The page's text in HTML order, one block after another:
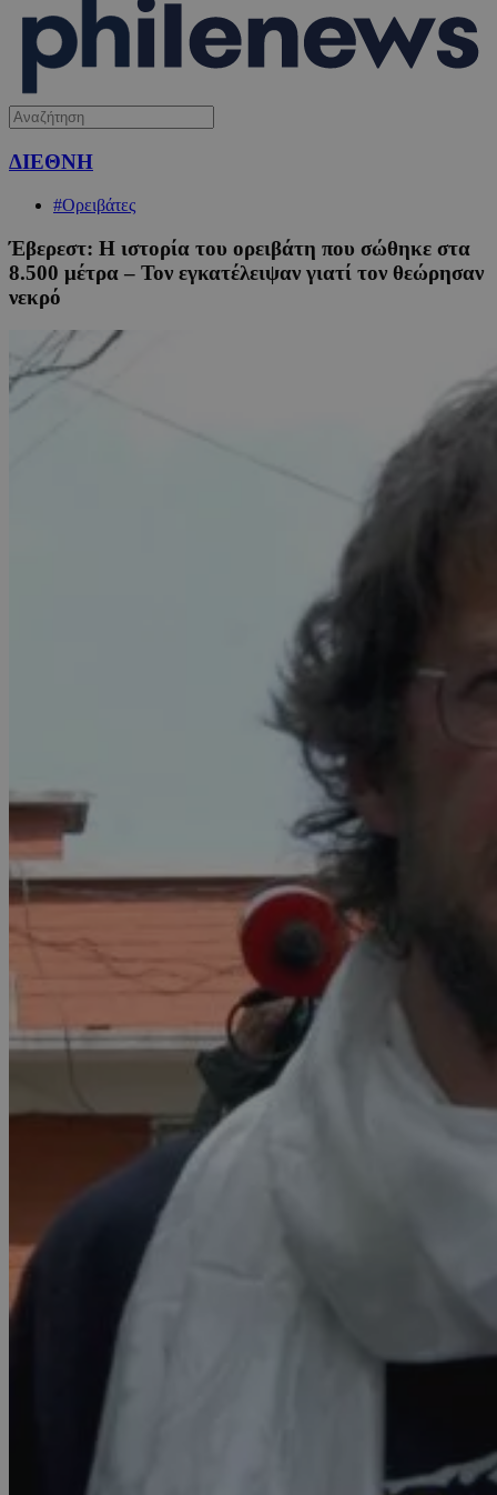
ΔΙΕΘΝΗ
#Ορειβάτες
Έβερεστ: Η ιστορία του ορειβάτη που σώθηκε στα
8.500 μέτρα – Τον εγκατέλειψαν γιατί τον θεώρησαν
νεκρό